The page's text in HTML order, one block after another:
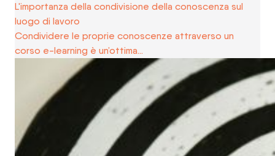
L'importanza della condivisione della conoscenza sul
luogo di lavoro
Condividere le proprie conoscenze attraverso un
corso e-learning è un’ottima…